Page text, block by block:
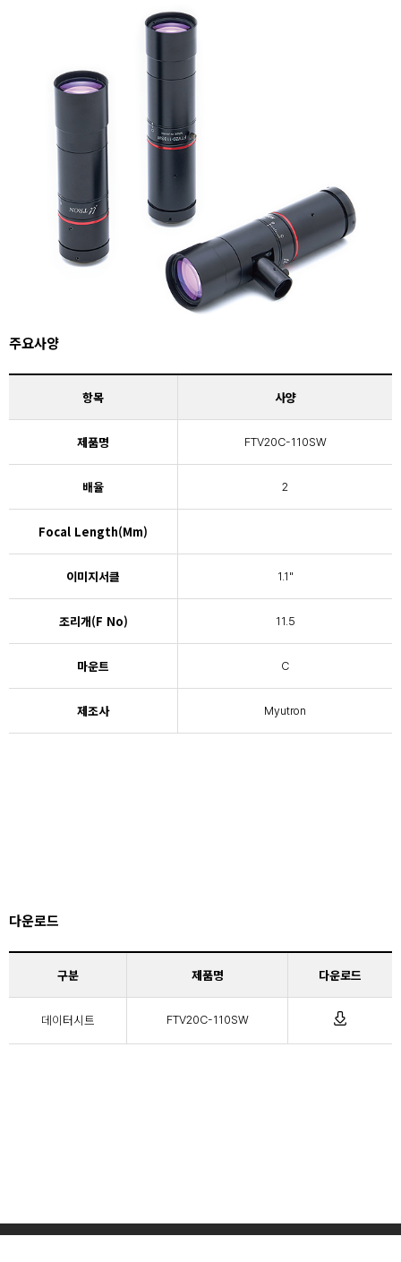
주요사양
항목 사양
제품명 FTV20C-110SW
배율 2
Focal Length(mm)
이미지서클 1.1"
조리개(F No) 11.5
마운트 C
제조사 Myutron
다운로드
구분 제품명 다운로드
데이터시트 FTV20C-110SW